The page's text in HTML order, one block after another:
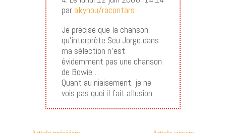
par akynou/racontars
Je précise que la chanson
qu’interprète Seu Jorge dans
ma sélection n’est
évidemment pas une chanson
de Bowie…
Quant au niaisement, je ne
vois pas quoi il fait allusion.